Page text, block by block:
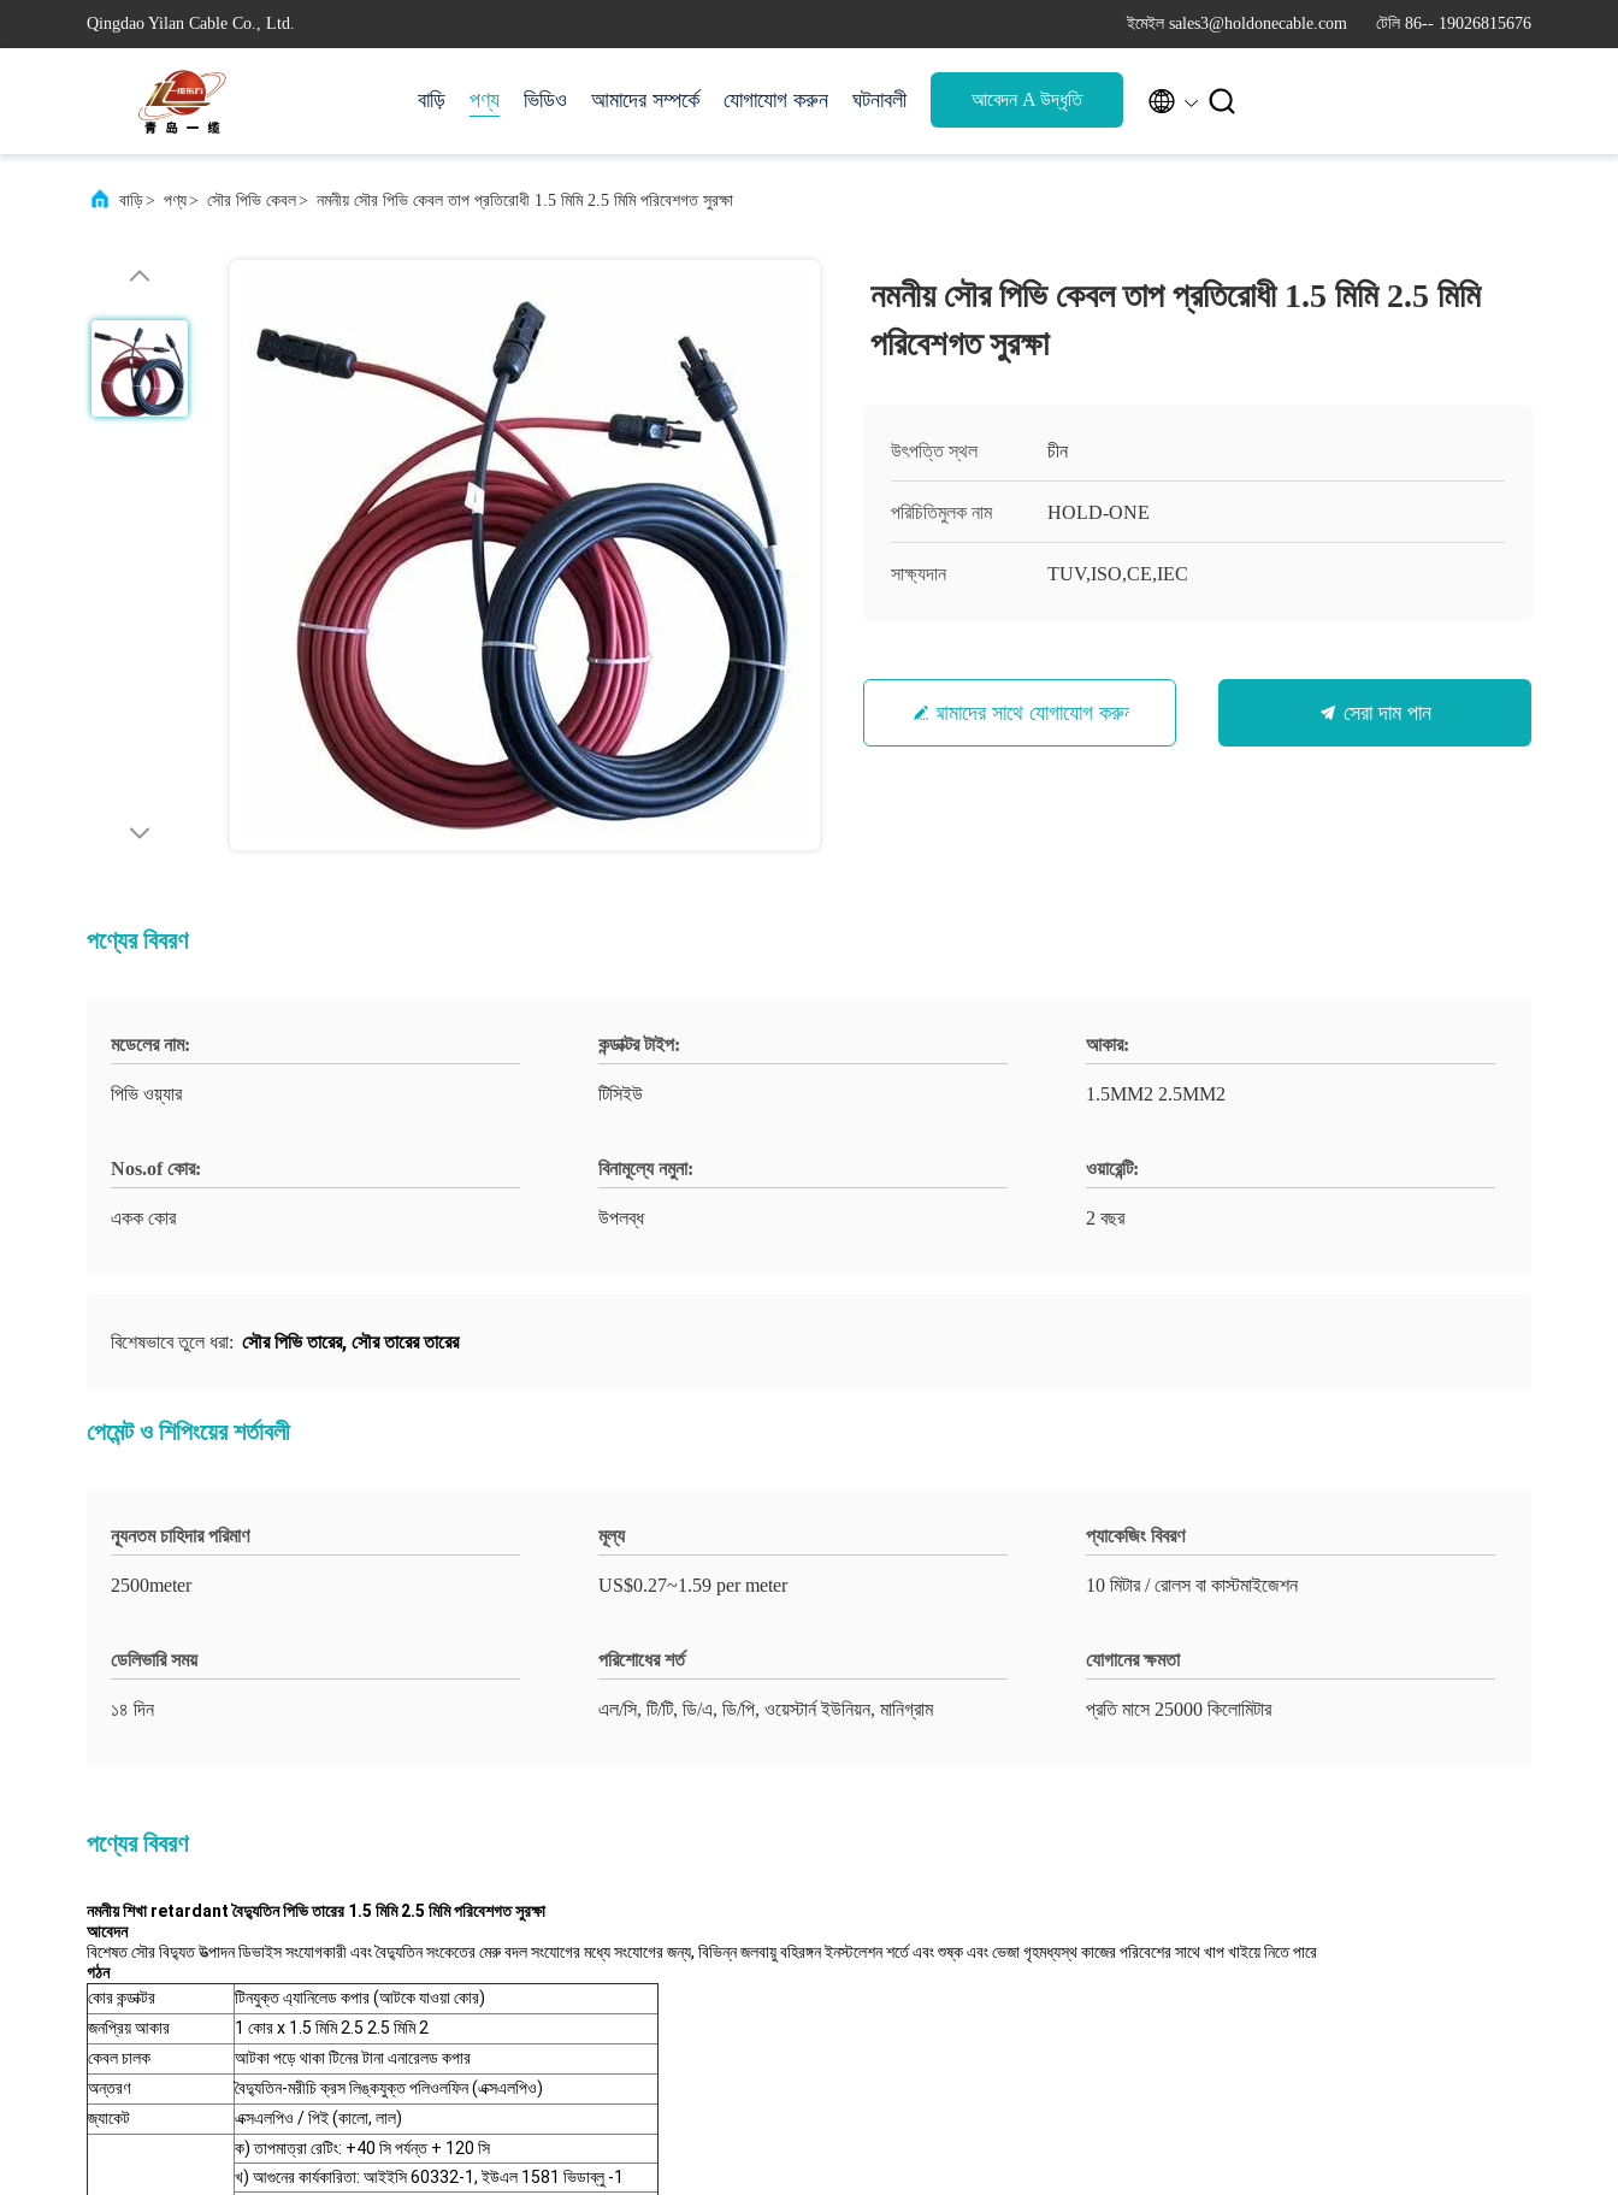
Qingdao Yilan Cable Co., Ltd. ইমেইল sales3@holdonecable.com টেলি 86-- 19026815676
বাড়ি পণ্য ভিডিও আমাদের সম্পর্কে যোগাযোগ করুন ঘটনাবলী আবেদন A উদ্ধৃতি  
বাড়ি> পণ্য> সৌর পিভি কেবল> নমনীয় সৌর পিভি কেবল তাপ প্রতিরোধী 1.5 মিমি 2.5 মিমি পরিবেশগত সুরক্ষা
নমনীয় সৌর পিভি কেবল তাপ প্রতিরোধী 1.5 মিমি 2.5 মিমি
পরিবেশগত সুরক্ষা
উৎপত্তি স্থল চীন
পরিচিতিমুলক নাম HOLD-ONE
সাক্ষ্যদান TUV,ISO,CE,IEC
আমাদের সাথে যোগাযোগ করুন সেরা দাম পান
পণ্যের বিবরণ
মডেলের নাম:
পিভি ওয়্যার
কন্ডাক্টর টাইপ:
টিসিইউ
আকার:
1.5MM2 2.5MM2
Nos.of কোর:
একক কোর
বিনামূল্যে নমুনা:
উপলব্ধ
ওয়ারেন্টি:
2 বছর
বিশেষভাবে তুলে ধরা: সৌর পিভি তারের, সৌর তারের তারের
পেমেন্ট ও শিপিংয়ের শর্তাবলী
ন্যূনতম চাহিদার পরিমাণ
2500meter
মূল্য
US$0.27~1.59 per meter
প্যাকেজিং বিবরণ
10 মিটার / রোলস বা কাস্টমাইজেশন
ডেলিভারি সময়
১৪ দিন
পরিশোধের শর্ত
এল/সি, টি/টি, ডি/এ, ডি/পি, ওয়েস্টার্ন ইউনিয়ন, মানিগ্রাম
যোগানের ক্ষমতা
প্রতি মাসে 25000 কিলোমিটার
পণ্যের বিবরণ
নমনীয় শিখা retardant বৈদ্যুতিন পিভি তারের 1.5 মিমি 2.5 মিমি পরিবেশগত সুরক্ষা
আবেদন
বিশেষত সৌর বিদ্যুত উত্পাদন ডিভাইস সংযোগকারী এবং বৈদ্যুতিন সংকেতের মেরু বদল সংযোগের মধ্যে সংযোগের জন্য, বিভিন্ন জলবায়ু বহিরঙ্গন ইনস্টলেশন শর্তে এবং শুষ্ক এবং ভেজা গৃহমধ্যস্থ কাজের পরিবেশের সাথে খাপ খাইয়ে নিতে পারে
গঠন
কোর কন্ডাক্টর
টিনযুক্ত এ্যানিলেড কপার (আটকে যাওয়া কোর)
জনপ্রিয় আকার
1 কোর x 1.5 মিমি 2.5 2.5 মিমি 2
কেবল চালক
আটকা পড়ে থাকা টিনের টানা এনারেলড কপার
অন্তরণ
বৈদ্যুতিন-মরীচি ক্রস লিঙ্কযুক্ত পলিওলফিন (এক্সএলপিও)
জ্যাকেট
এক্সএলপিও / পিই (কালো, লাল)
ক) তাপমাত্রা রেটিং: +40 সি পর্যন্ত + 120 সি
খ) আগুনের কার্যকারিতা: আইইসি 60332-1, ইউএল 1581 ভিডাব্লু -1